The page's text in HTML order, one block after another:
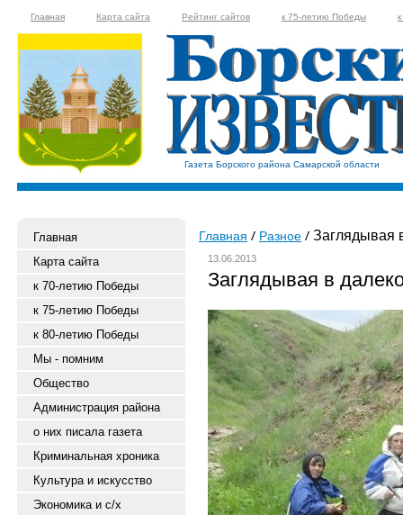
Главная Карта сайта Рейтинг сайтов к 75-летию Победы
Газета Борского района Самарской области
Главная
Карта сайта
к 70-летию Победы
к 75-летию Победы
к 80-летию Победы
Мы - помним
Общество
Администрация района
о них писала газета
Криминальная хроника
Культура и искусство
Экономика и с/х
Главная Разное Заглядывая
13.06.2013
Заглядывая в